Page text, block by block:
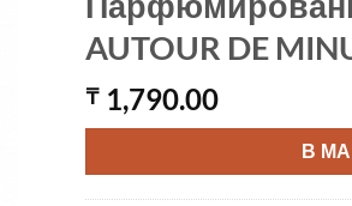
AUTOUR DE
₸1,790.00
В